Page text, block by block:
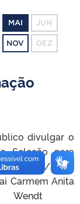
MAI JUN
NOV DEZ
divulgar o
Seleção para
09/2025.
Carmem Anita
Wendt